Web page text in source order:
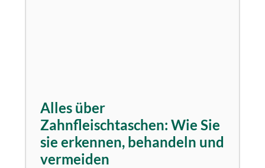
Alles über
Zahnfleischtaschen: Wie Sie
sie erkennen, behandeln und
vermeiden